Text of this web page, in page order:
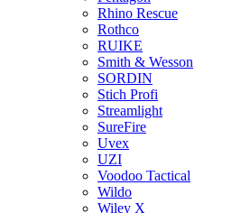
Rhino Rescue
Rothco
RUIKE
Smith & Wesson
SORDIN
Stich Profi
Streamlight
SureFire
Uvex
UZI
Voodoo Tactical
Wildo
Wiley X